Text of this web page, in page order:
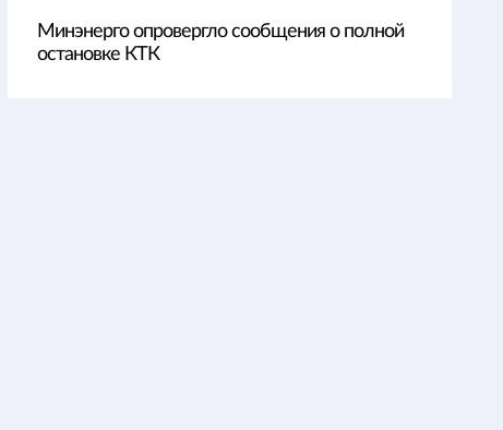
Минэнерго опровергло сообщения о полной
остановке КТК